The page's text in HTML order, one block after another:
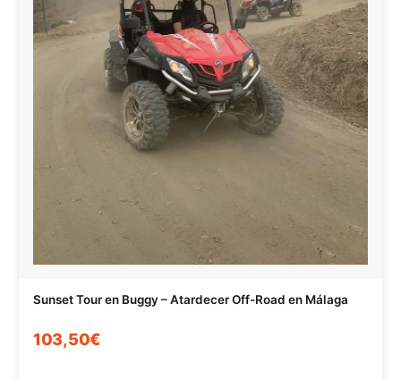
Sunset Tour en Buggy – Atardecer Off-Road en Málaga
103,50€